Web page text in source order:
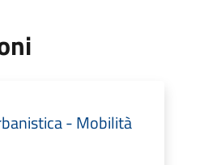
- Mobilità